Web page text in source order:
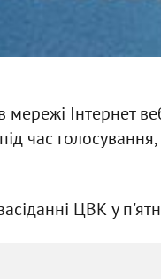
мережі Інтернет
час
ЦВК у